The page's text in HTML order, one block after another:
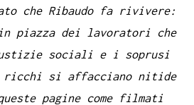
che Ribaudo fa rivivere:
piazza dei lavoratori che
sociali e i soprusi
ricchi si affacciano nitide
pagine come filmati